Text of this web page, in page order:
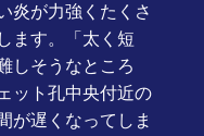
炎が力強くたくさ
ます。「太く短
しそうなところ
ット孔中央付近の
が遅くなってしま